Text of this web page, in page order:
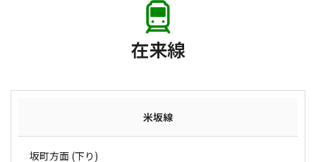
在来線
米坂線
坂町方面 (下り)